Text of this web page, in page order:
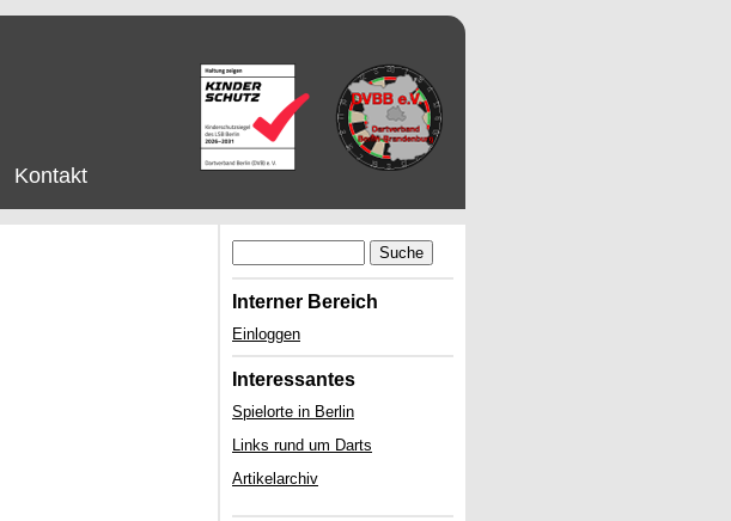
Kontakt
Suche
Interner Bereich
Einloggen
Interessantes
Spielorte in Berlin
Links rund um Darts
Artikelarchiv